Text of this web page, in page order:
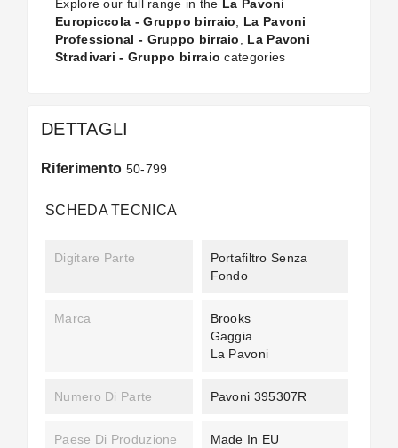
Explore our full range in the La Pavoni
Europiccola - Gruppo birraio
La Pavoni
Professional - Gruppo birraio
La Pavoni
Stradivari - Gruppo birraio categories
DETTAGLI
Riferimento 50-799
SCHEDA TECNICA
Digitare Parte
Portafiltro Senza
Fondo
Marca
Brooks
Gaggia
La Pavoni
Numero Di Parte Pavoni 395307R
Paese Di Produzione Made In EU